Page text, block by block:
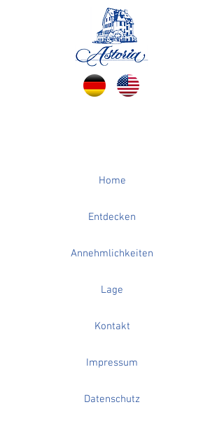
Home
Entdecken
Annehmlichkeiten
Lage
Kontakt
Impressum
Datenschutz